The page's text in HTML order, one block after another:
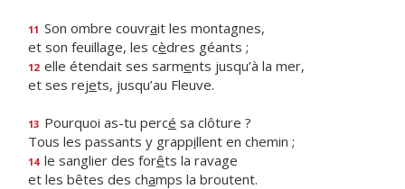
11 Son ombre couvrait les montagnes,
et son feuillage, les cèdres géants ;
12 elle étendait ses sarments jusqu’à la mer,
et ses rejets, jusqu’au Fleuve.
13 Pourquoi as-tu percé sa clôture ?
Tous les passants y grappillent en chemin ;
14 le sanglier des forêts la ravage
et les bêtes des champs la broutent.